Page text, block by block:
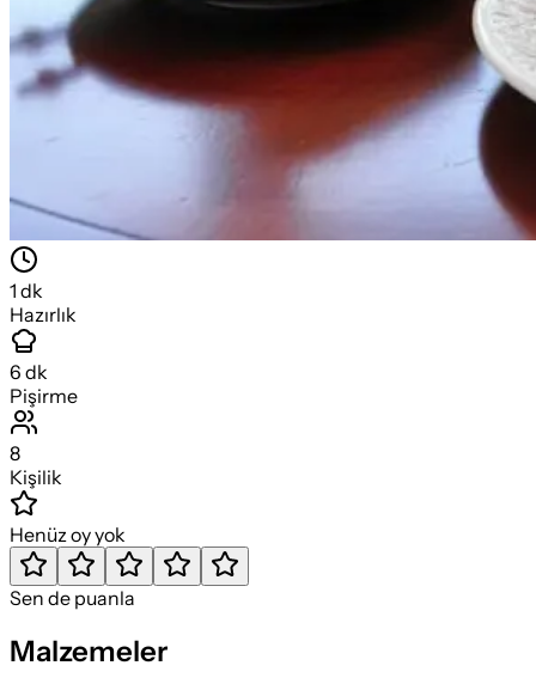
1 dk
Hazırlık
6 dk
Pişirme
8
Kişilik
Henüz oy yok
Sen de puanla
Malzemeler